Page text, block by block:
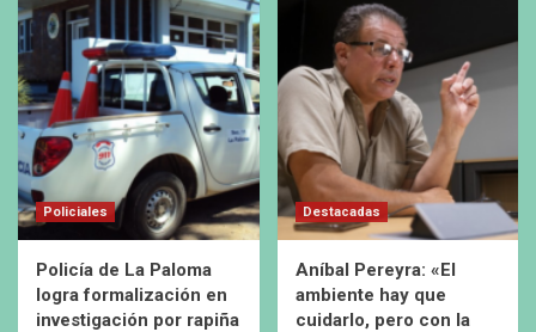
Policiales
Policía de La Paloma
logra formalización en
investigación por rapiña
Destacadas
Aníbal Pereyra: «El
ambiente hay que
cuidarlo, pero con la